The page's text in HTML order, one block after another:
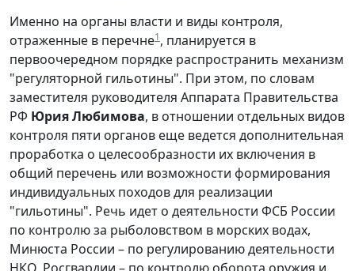
Именно на органы власти и виды контроля,
отраженные в перечне1, планируется в
первоочередном порядке распространить механизм
"регуляторной гильотины". При этом, по словам
заместителя руководителя Аппарата Правительства
РФ Юрия Любимова, в отношении отдельных видов
контроля пяти органов еще ведется дополнительная
проработка о целесообразности их включения в
общий перечень или возможности формирования
индивидуальных походов для реализации
"гильотины". Речь идет о деятельности ФСБ России
по контролю за рыболовством в морских водах,
Минюста России – по регулированию деятельности